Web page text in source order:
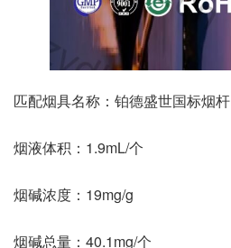
匹配烟具名称：铂德盛世国标烟杆
烟液体积：1.9mL/个
烟碱浓度：19mg/g
烟碱总量：40.1mg/个